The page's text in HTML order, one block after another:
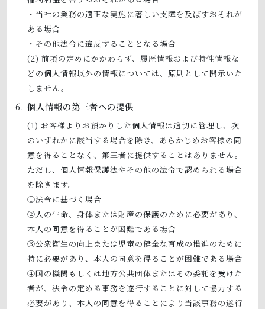
・当社の業務の適正な実施に著しい支障を及ぼすおそれが
ある場合
・その他法令に違反することとなる場合
前項の定めにかかわらず、履歴情報および特性情報な
どの個人情報以外の情報については、原則として開示いた
しません。
個人情報の第三者への提供
お客様よりお預かりした個人情報は適切に管理し、次
のいずれかに該当する場合を除き、あらかじめお客様の同
意を得ることなく、第三者に提供することはありません。
ただし、個人情報保護法やその他の法令で認められる場合
を除きます。
①法令に基づく場合
②人の生命、身体または財産の保護のために必要があり、
本人の同意を得ることが困難である場合
③公衆衛生の向上または児童の健全な育成の推進のために
特に必要があり、本人の同意を得ることが困難である場合
④国の機関もしくは地方公共団体またはその委託を受けた
者が、法令の定める事務を遂行することに対して協力する
必要があり、本人の同意を得ることにより当該事務の遂行